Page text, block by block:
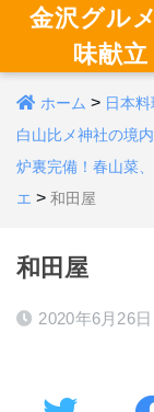
金沢グル
味献
ホーム > 日本料
白山比メ神社の境
炉裏完備！春山菜
エ > 和田屋
和田屋
2020年6月26日